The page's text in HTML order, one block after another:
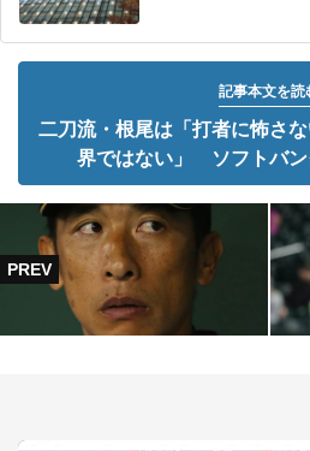
記事本文を読
二刀流・根尾は「打者に怖さ
界ではない」 ソフトバン